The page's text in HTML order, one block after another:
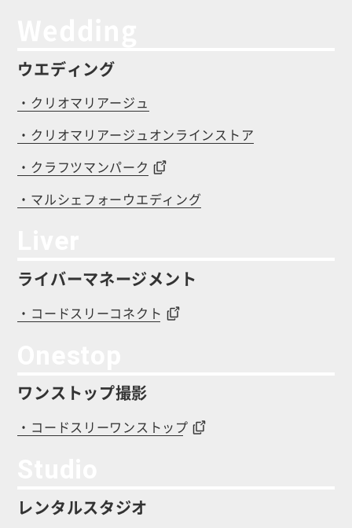
ウエディング
・クリオマリアージュ
・クリオマリアージュオンラインストア
・クラフツマンパーク
・マルシェフォーウエディング
ライバーマネージメント
・コードスリーコネクト
ワンストップ撮影
・コードスリーワンストップ
レンタルスタジオ